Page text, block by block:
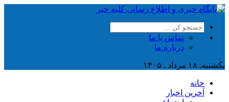
تماس با ما
درباره ما
یکشنبه, ۱۸ مرداد , ۱۴۰۵
خانه
آخرین اخبار